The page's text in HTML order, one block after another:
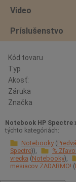
Video
Príslušenstvo
Kód tovaru
Typ
Akosť:
Záruka
Značka
Notebook HP Spectre
týchto kategóriách:
Notebooky
Spectre
%
vrecka Notebooky
mesiacov ZADARMO!